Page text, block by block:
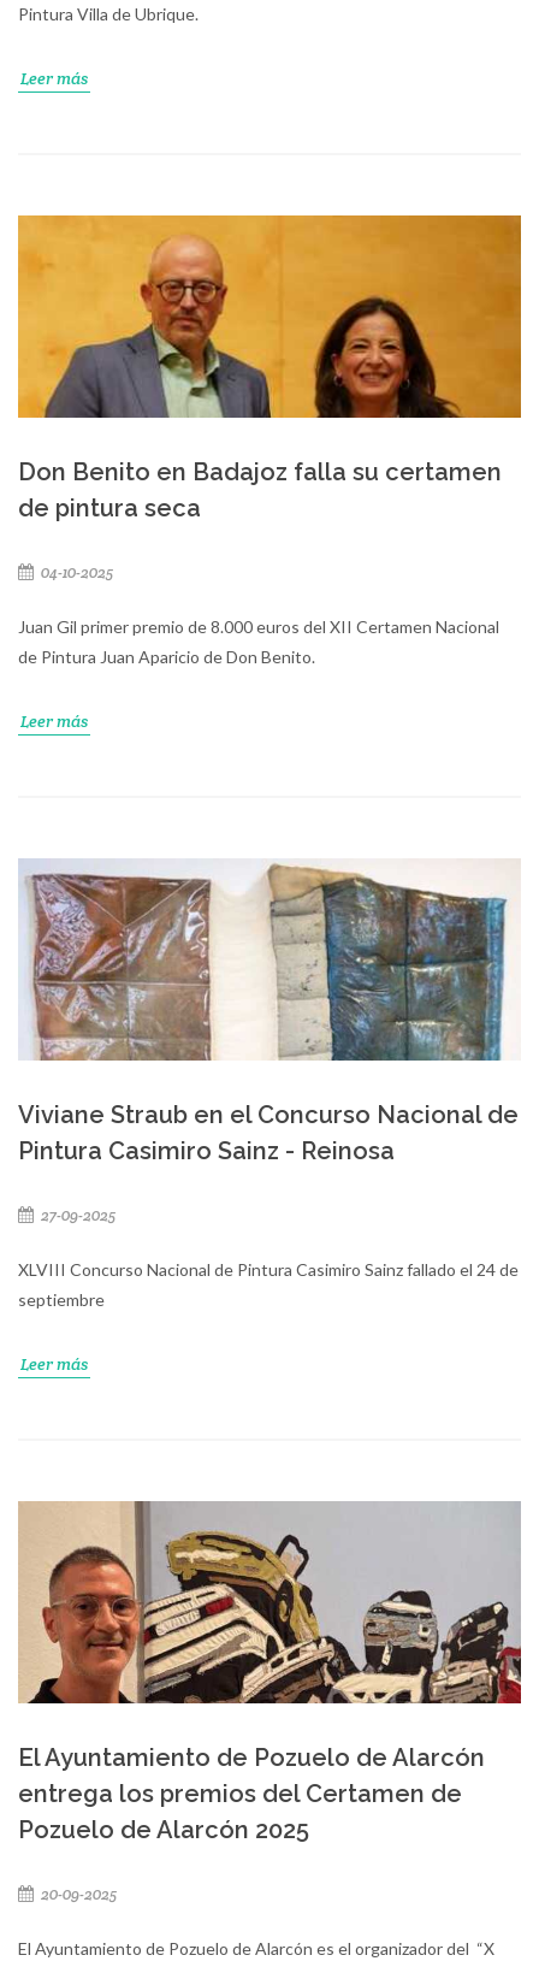
Pintura Villa de Ubrique.
Leer más
Don Benito en Badajoz falla su certamen
de pintura seca
04-10-2025
Juan Gil primer premio de 8.000 euros del XII Certamen Nacional
de Pintura Juan Aparicio de Don Benito.
Leer más
Viviane Straub en el Concurso Nacional de
Pintura Casimiro Sainz - Reinosa
27-09-2025
XLVIII Concurso Nacional de Pintura Casimiro Sainz fallado el 24 de
septiembre
Leer más
El Ayuntamiento de Pozuelo de Alarcón
entrega los premios del Certamen de
Pozuelo de Alarcón 2025
20-09-2025
El Ayuntamiento de Pozuelo de Alarcón es el organizador del “X